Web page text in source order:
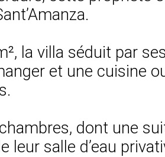
la villa séduit par
et une cuisine
dont une
leur salle d’eau